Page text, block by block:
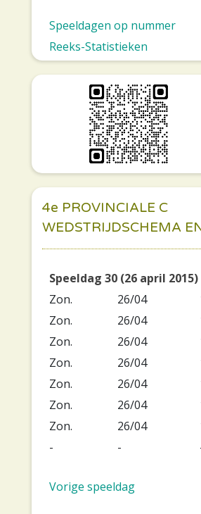
Speeldagen op nummer
Reeks-Statistieken
4e PROVINCIALE C
WEDSTRIJDSCHEMA
Speeldag 30 (26 april
Zon.
26/04
Zon.
26/04
Zon.
26/04
Zon.
26/04
Zon.
26/04
Zon.
26/04
Zon.
26/04
-
-
Vorige speeldag